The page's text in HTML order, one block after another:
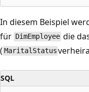
In diesem Beispiel
für DimEmployee die
( MaritalStatus
SQL